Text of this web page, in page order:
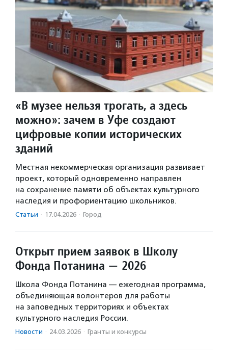
«В музее нельзя трогать, а здесь
можно»: зачем в Уфе создают
цифровые копии исторических
зданий
Местная некоммерческая организация развивает
проект, который одновременно направлен
на сохранение памяти об объектах культурного
наследия и профориентацию школьников.
Статьи · 17.04.2026 · Город
Открыт прием заявок в Школу
Фонда Потанина — 2026
Школа Фонда Потанина — ежегодная программа,
объединяющая волонтеров для работы
на заповедных территориях и объектах
культурного наследия России.
Новости · 24.03.2026 · Гранты и конкурсы